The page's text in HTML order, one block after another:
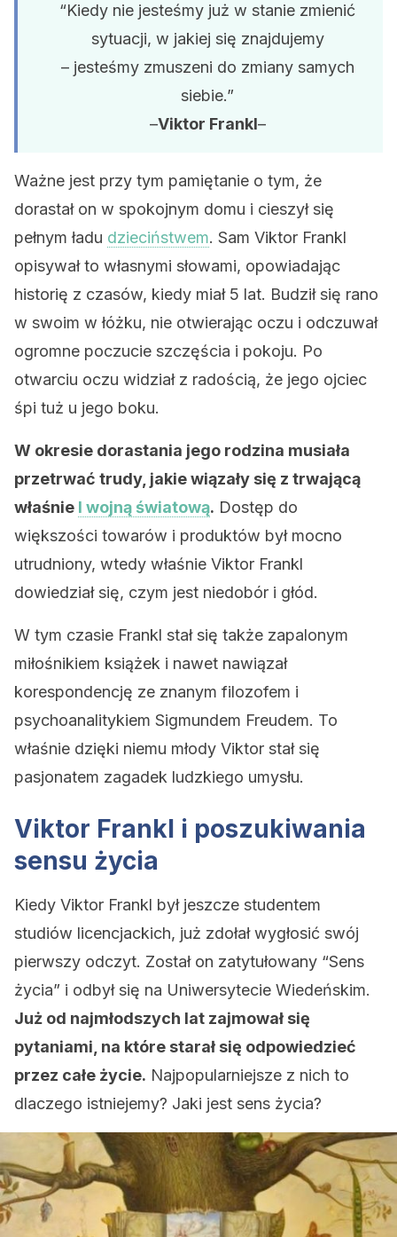
“Kiedy nie jesteśmy już w stanie zmienić
sytuacji, w jakiej się znajdujemy
– jesteśmy zmuszeni do zmiany samych
siebie.”
–Viktor Frankl–
Ważne jest przy tym pamiętanie o tym, że
dorastał on w spokojnym domu i cieszył się
pełnym ładu dzieciństwem. Sam Viktor Frankl
opisywał to własnymi słowami, opowiadając
historię z czasów, kiedy miał 5 lat. Budził się rano
w swoim w łóżku, nie otwierając oczu i odczuwał
ogromne poczucie szczęścia i pokoju. Po
otwarciu oczu widział z radością, że jego ojciec
śpi tuż u jego boku.
W okresie dorastania jego rodzina musiała
przetrwać trudy, jakie wiązały się z trwającą
właśnie I wojną światową. Dostęp do
większości towarów i produktów był mocno
utrudniony, wtedy właśnie Viktor Frankl
dowiedział się, czym jest niedobór i głód.
W tym czasie Frankl stał się także zapalonym
miłośnikiem książek i nawet nawiązał
korespondencję ze znanym filozofem i
psychoanalitykiem Sigmundem Freudem. To
właśnie dzięki niemu młody Viktor stał się
pasjonatem zagadek ludzkiego umysłu.
Viktor Frankl i poszukiwania
sensu życia
Kiedy Viktor Frankl był jeszcze studentem
studiów licencjackich, już zdołał wygłosić swój
pierwszy odczyt. Został on zatytułowany “Sens
życia” i odbył się na Uniwersytecie Wiedeńskim.
Już od najmłodszych lat zajmował się
pytaniami, na które starał się odpowiedzieć
przez całe życie. Najpopularniejsze z nich to
dlaczego istniejemy? Jaki jest sens życia?